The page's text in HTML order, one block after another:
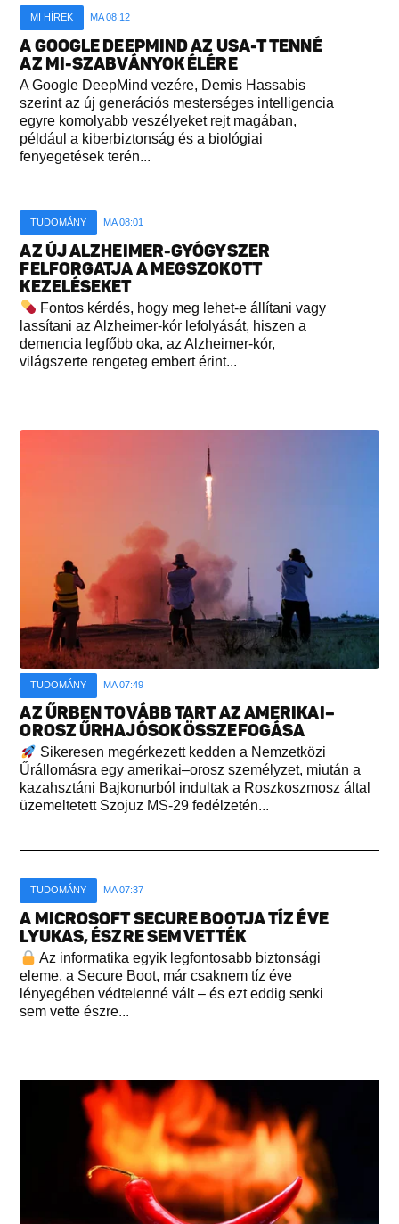
MI HÍREK MA 08:12
A GOOGLE DEEPMIND AZ USA-T TENNÉ
AZ MI-SZABVÁNYOK ÉLÉRE
A Google DeepMind vezére, Demis Hassabis
szerint az új generációs mesterséges intelligencia
egyre komolyabb veszélyeket rejt magában,
például a kiberbiztonság és a biológiai
fenyegetések terén...
TUDOMÁNY MA 08:01
AZ ÚJ ALZHEIMER-GYÓGYSZER
FELFORGATJA A MEGSZOKOTT
KEZELÉSEKET
Fontos kérdés, hogy meg lehet-e állítani vagy
lassítani az Alzheimer-kór lefolyását, hiszen a
demencia legfőbb oka, az Alzheimer-kór,
világszerte rengeteg embert érint...
TUDOMÁNY MA 07:49
AZ ŰRBEN TOVÁBB TART AZ AMERIKAI–
OROSZ ŰRHAJÓSOK ÖSSZEFOGÁSA
Sikeresen megérkezett kedden a Nemzetközi
Űrállomásra egy amerikai–orosz személyzet, miután a
kazahsztáni Bajkonurból indultak a Roszkoszmosz által
üzemeltetett Szojuz MS-29 fedélzetén...
TUDOMÁNY MA 07:37
A MICROSOFT SECURE BOOTJA TÍZ ÉVE
LYUKAS, ÉSZRE SEM VETTÉK
Az informatika egyik legfontosabb biztonsági
eleme, a Secure Boot, már csaknem tíz éve
lényegében védtelenné vált – és ezt eddig senki
sem vette észre...